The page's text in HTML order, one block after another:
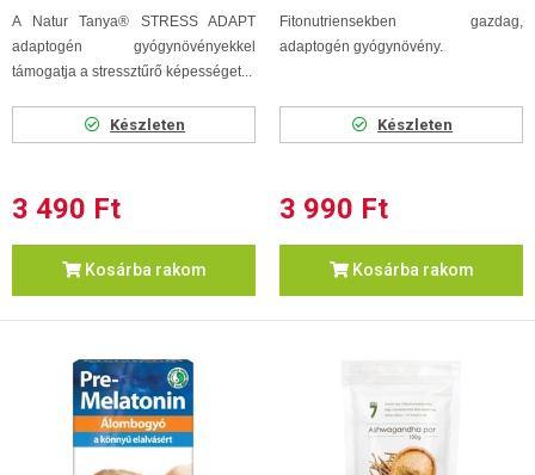
A Natur Tanya® STRESS ADAPT
adaptogén gyógynövényekkel
támogatja a stressztűrő képességet...
Készleten
3 490 Ft
Kosárba rakom
Fitonutriensekben gazdag,
adaptogén gyógynövény.
Készleten
3 990 Ft
Kosárba rakom